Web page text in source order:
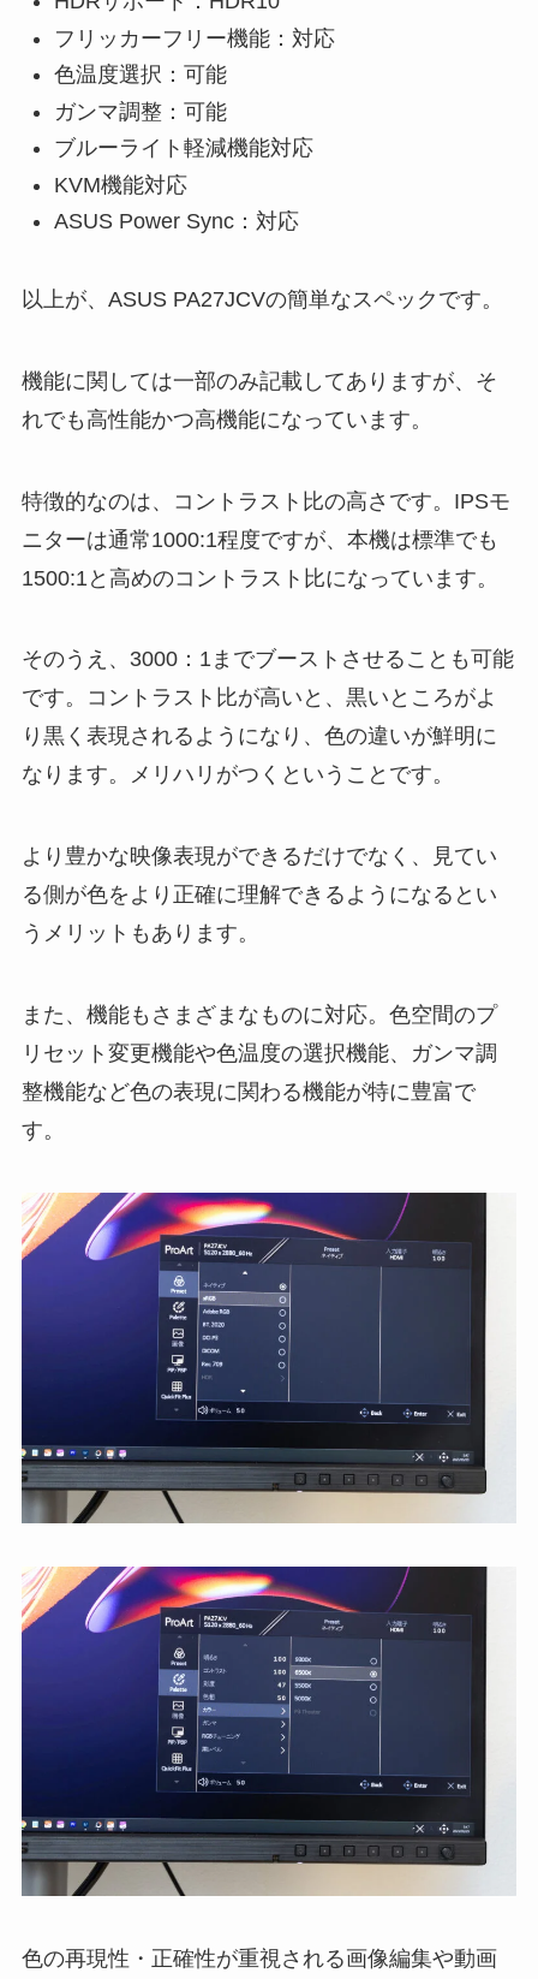
フリッカーフリー機能：対応
色温度選択：可能
ガンマ調整：可能
ブルーライト軽減機能対応
KVM機能対応
ASUS Power Sync：対応
以上が、ASUS PA27JCVの簡単なスペックです。
機能に関しては一部のみ記載してありますが、そ
れでも高性能かつ高機能になっています。
特徴的なのは、コントラスト比の高さです。IPSモ
ニターは通常1000:1程度ですが、本機は標準でも
1500:1と高めのコントラスト比になっています。
そのうえ、3000：1までブーストさせることも可能
です。コントラスト比が高いと、黒いところがよ
り黒く表現されるようになり、色の違いが鮮明に
なります。メリハリがつくということです。
より豊かな映像表現ができるだけでなく、見てい
る側が色をより正確に理解できるようになるとい
うメリットもあります。
また、機能もさまざまなものに対応。色空間のプ
リセット変更機能や色温度の選択機能、ガンマ調
整機能など色の表現に関わる機能が特に豊富で
す。
色の再現性・正確性が重視される画像編集や動画